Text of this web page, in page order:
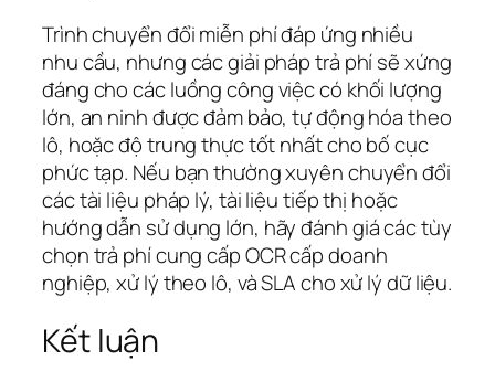
Trình chuyển đổi miễn phí đáp ứng nhiều
nhu cầu, nhưng các giải pháp trả phí sẽ xứng
đáng cho các luồng công việc có khối lượng
lớn, an ninh được đảm bảo, tự động hóa theo
lô, hoặc độ trung thực tốt nhất cho bố cục
phức tạp. Nếu bạn thường xuyên chuyển đổi
các tài liệu pháp lý, tài liệu tiếp thị hoặc
hướng dẫn sử dụng lớn, hãy đánh giá các tùy
chọn trả phí cung cấp OCR cấp doanh
nghiệp, xử lý theo lô, và SLA cho xử lý dữ liệu.
Kết luận